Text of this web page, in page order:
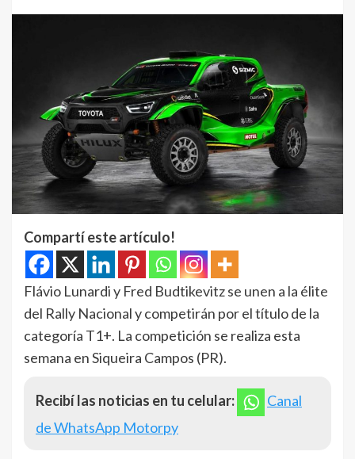
Compartí este artículo!
Flávio Lunardi y Fred Budtikevitz se unen a la élite
del Rally Nacional y competirán por el título de la
categoría T1+. La competición se realiza esta
semana en Siqueira Campos (PR).
Recibí las noticias en tu celular:
Canal
de WhatsApp Motorpy